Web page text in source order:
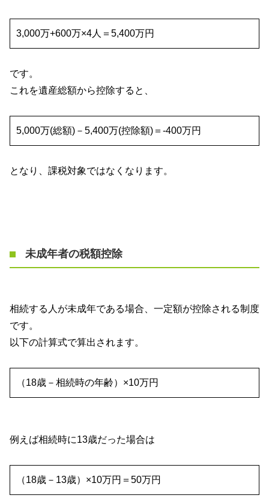
3,000万+600万×4人＝ 5,400万円
です。
これを遺産総額から控除すると、
5,000万(総額) － 5,400万(控除額) ＝ -400万円
となり、課税対象ではなくなります。
未成年者の税額控除
相続する人が未成年である場合、一定額が控除される制度
です。
以下の計算式で算出されます。
（18歳－相続時の年齢）×10万円
例えば相続時に13歳だった場合は
（18歳－ 13歳）×10万円＝ 50万円